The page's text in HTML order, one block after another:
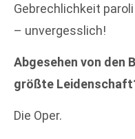
Gebrechlichkeit
– unvergesslich!
Abgesehen von den
größte
Die Oper.